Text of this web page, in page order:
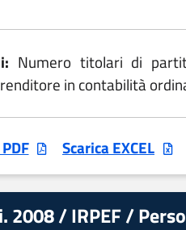
Numero titolari di
in contabilità
Scarica EXCEL
2008 / IRPEF /